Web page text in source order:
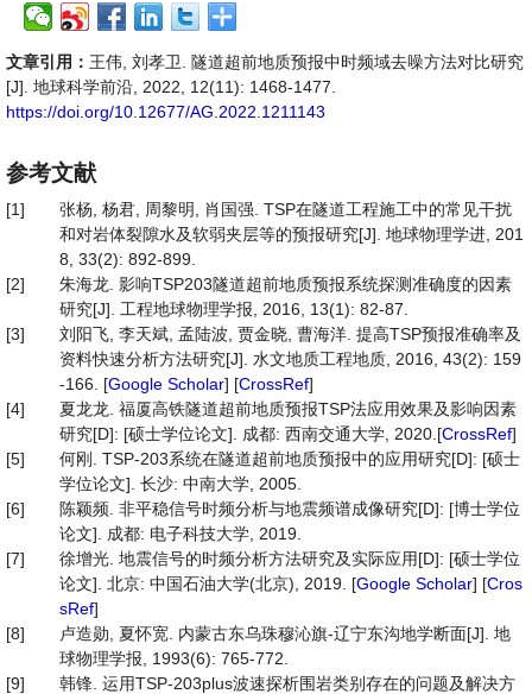
文章引用： 王伟, 刘孝卫. 隧道超前地质预报中时频域去噪方法对比研究
[J]. 地球科学前沿, 2022, 12(11): 1468-1477.
https://doi.org/10.12677/AG.2022.1211143
参考文献
[1]
张杨, 杨君, 周黎明, 肖国强. TSP在隧道工程施工中的常见干扰
和对岩体裂隙水及软弱夹层等的预报研究[J]. 地球物理学进, 201
8, 33(2): 892-899.
[2]
朱海龙. 影响TSP203隧道超前地质预报系统探测准确度的因素
研究[J]. 工程地球物理学报, 2016, 13(1): 82-87.
[3]
刘阳飞, 李天斌, 孟陆波, 贾金晓, 曹海洋. 提高TSP预报准确率及
资料快速分析方法研究[J]. 水文地质工程地质, 2016, 43(2): 159
-166. [Google Scholar] [CrossRef]
[4]
夏龙龙. 福厦高铁隧道超前地质预报TSP法应用效果及影响因素
研究[D]: [硕士学位论文]. 成都: 西南交通大学, 2020.[CrossRef]
[5]
何刚. TSP-203系统在隧道超前地质预报中的应用研究[D]: [硕士
学位论文]. 长沙: 中南大学, 2005.
[6]
陈颖频. 非平稳信号时频分析与地震频谱成像研究[D]: [博士学位
论文]. 成都: 电子科技大学, 2019.
[7]
徐增光. 地震信号的时频分析方法研究及实际应用[D]: [硕士学位
论文]. 北京: 中国石油大学(北京), 2019. [Google Scholar] [Cros
sRef]
[8]
卢造勋, 夏怀宽. 内蒙古东乌珠穆沁旗-辽宁东沟地学断面[J]. 地
球物理学报, 1993(6): 765-772.
[9]
韩锋. 运用TSP-203plus波速探析围岩类别存在的问题及解决方